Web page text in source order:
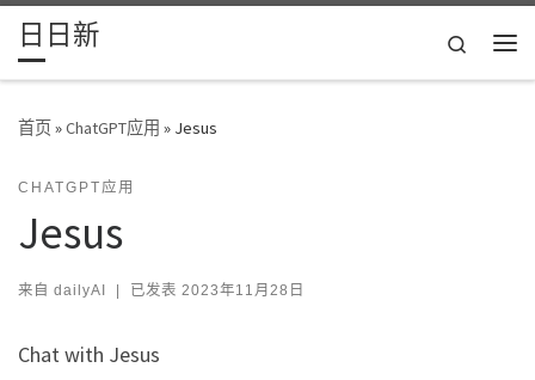
Skip to content
日日新
Search
首页»ChatGPT应用 » Jesus
CHATGPT应用
Jesus
来自 dailyAI | 已发表 2023年11月28日
Chat with Jesus